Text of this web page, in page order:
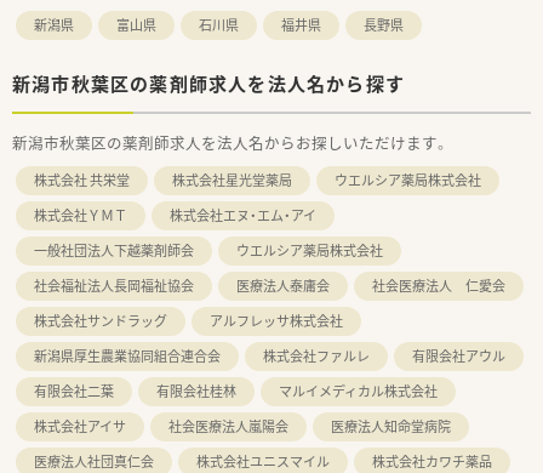
新潟県 富山県 石川県 福井県 長野県
新潟市秋葉区の薬剤師求人を法人名から探す
新潟市秋葉区の薬剤師求人を法人名からお探しいただけます。
株式会社 共栄堂 株式会社星光堂薬局
ウエルシア薬局株式会社
株式会社ＹＭＴ
株式会社エヌ・エム・アイ
一般社団法人下越薬剤師会
ウエルシア薬局株式会社
社会福祉法人長岡福祉協会
医療法人泰庸会
社会医療法人 仁愛会
株式会社サンドラッグ
アルフレッサ株式会社
新潟県厚生農業協同組合連合会
株式会社ファルレ
有限会社アウル
有限会社二葉
有限会社桂林
マルイメディカル株式会社
株式会社アイサ
社会医療法人嵐陽会
医療法人知命堂病院
医療法人社団真仁会
株式会社ユニスマイル
株式会社カワチ薬品